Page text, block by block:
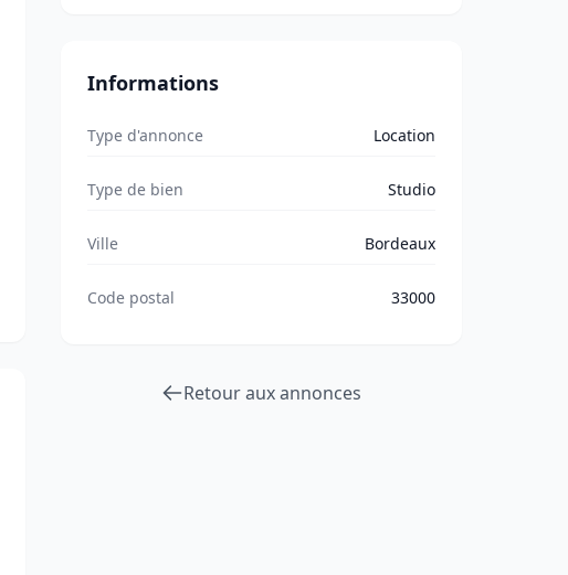
Informations
Type d'annonce Location
Type de bien Studio
Ville Bordeaux
Code postal 33000
Retour aux annonces